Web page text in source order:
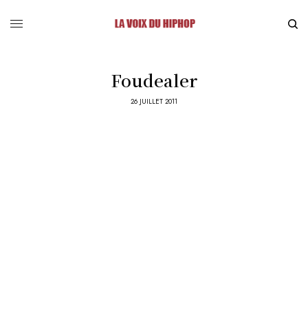
Foudealer
26 JUILLET 2011